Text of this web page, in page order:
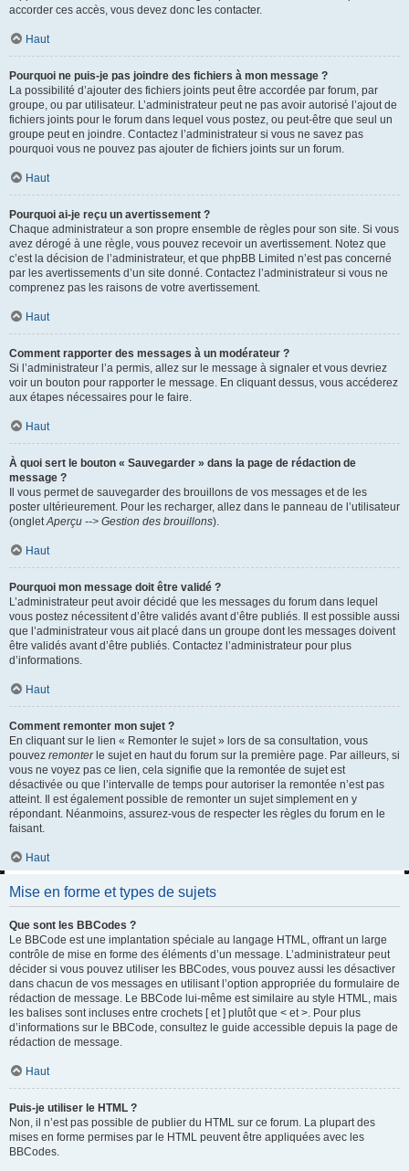
accorder ces accès, vous devez donc les contacter.
Haut
Pourquoi ne puis-je pas joindre des fichiers à mon message ?
La possibilité d’ajouter des fichiers joints peut être accordée par forum, par
groupe, ou par utilisateur. L’administrateur peut ne pas avoir autorisé l’ajout de
fichiers joints pour le forum dans lequel vous postez, ou peut-être que seul un
groupe peut en joindre. Contactez l’administrateur si vous ne savez pas
pourquoi vous ne pouvez pas ajouter de fichiers joints sur un forum.
Haut
Pourquoi ai-je reçu un avertissement ?
Chaque administrateur a son propre ensemble de règles pour son site. Si vous
avez dérogé à une règle, vous pouvez recevoir un avertissement. Notez que
c’est la décision de l’administrateur, et que phpBB Limited n’est pas concerné
par les avertissements d’un site donné. Contactez l’administrateur si vous ne
comprenez pas les raisons de votre avertissement.
Haut
Comment rapporter des messages à un modérateur ?
Si l’administrateur l’a permis, allez sur le message à signaler et vous devriez
voir un bouton pour rapporter le message. En cliquant dessus, vous accéderez
aux étapes nécessaires pour le faire.
Haut
À quoi sert le bouton « Sauvegarder » dans la page de rédaction de
message ?
Il vous permet de sauvegarder des brouillons de vos messages et de les
poster ultérieurement. Pour les recharger, allez dans le panneau de l’utilisateur
(ongletAperçu --> Gestion des brouillons).
Haut
Pourquoi mon message doit être validé ?
L’administrateur peut avoir décidé que les messages du forum dans lequel
vous postez nécessitent d’être validés avant d’être publiés. Il est possible aussi
que l’administrateur vous ait placé dans un groupe dont les messages doivent
être validés avant d’être publiés. Contactez l’administrateur pour plus
d’informations.
Haut
Comment remonter mon sujet ?
En cliquant sur le lien « Remonter le sujet » lors de sa consultation, vous
pouvez remonterle sujet en haut du forum sur la première page. Par ailleurs, si
vous ne voyez pas ce lien, cela signifie que la remontée de sujet est
désactivée ou que l’intervalle de temps pour autoriser la remontée n’est pas
atteint. Il est également possible de remonter un sujet simplement en y
répondant. Néanmoins, assurez-vous de respecter les règles du forum en le
faisant.
Haut
Mise en forme et types de sujets
Que sont les BBCodes ?
Le BBCode est une implantation spéciale au langage HTML, offrant un large
contrôle de mise en forme des éléments d’un message. L’administrateur peut
décider si vous pouvez utiliser les BBCodes, vous pouvez aussi les désactiver
dans chacun de vos messages en utilisant l’option appropriée du formulaire de
rédaction de message. Le BBCode lui-même est similaire au style HTML, mais
les balises sont incluses entre crochets [ et ] plutôt que < et >. Pour plus
d’informations sur le BBCode, consultez le guide accessible depuis la page de
rédaction de message.
Haut
Puis-je utiliser le HTML ?
Non, il n’est pas possible de publier du HTML sur ce forum. La plupart des
mises en forme permises par le HTML peuvent être appliquées avec les
BBCodes.